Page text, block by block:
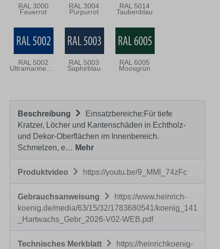
RAL 3000
Feuerrot
RAL 3004
Purpurrot
RAL 5014
Taubenblau
RAL 5002 RAL 5003
Saphirblau
RAL 6005
Moosgrün
Beschreibung
Einsatzbereiche:Für tiefe
Kratzer, Löcher und Kantenschäden in Echtholz-
und Dekor-Oberflächen im Innenbereich.
Schmelzen, e… Mehr
Produktvideo https://youtu.be/9_MMl_74zFc
Gebrauchsanweisung
https://www.heinrich-
koenig.de/media/63/15/32/1783680541/koenig_141
_Hartwachs_Gebr_2026-V02-WEB.pdf
Technisches Merkblatt
https://heinrichkoenig-